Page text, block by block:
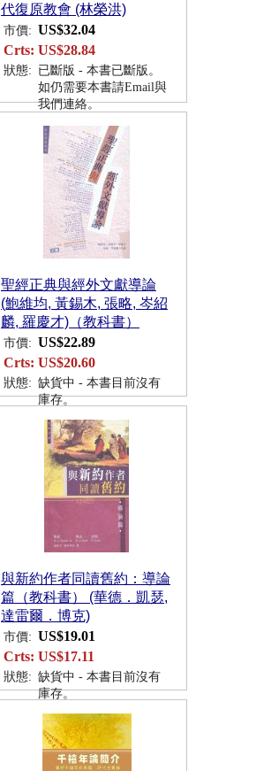
代復原教會 (林榮洪)
市價: US$32.04
Crts: US$28.84
狀態: 已斷版 - 本書已斷版。
如仍需要本書請Email與
我們連絡。
聖經正典與經外文獻導論
(鮑維均, 黃錫木, 張略, 岑紹
麟, 羅慶才)（教科書）
市價: US$22.89
Crts: US$20.60
狀態: 缺貨中 - 本書目前沒有
庫存。
與新約作者同讀舊約：導論
篇（教科書） (華德．凱瑟,
達雷爾．博克)
市價: US$19.01
Crts: US$17.11
狀態: 缺貨中 - 本書目前沒有
庫存。